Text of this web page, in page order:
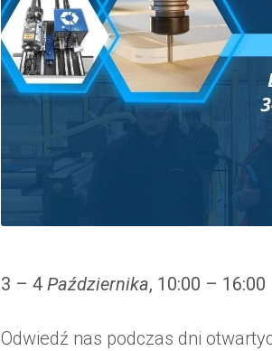
3 – 4 Października, 10:00 – 16:00
Odwiedź nas podczas dni